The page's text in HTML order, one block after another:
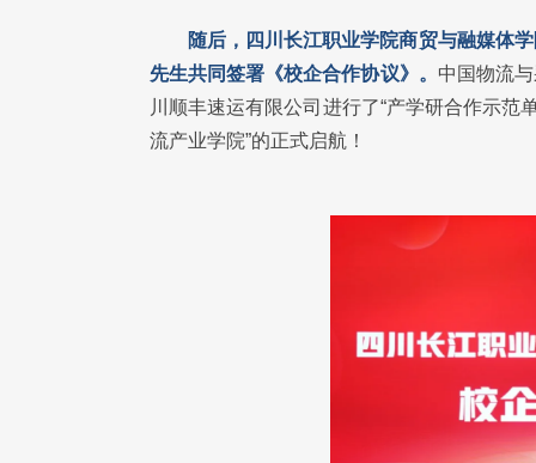
随后，四川长江职业学院商贸与融媒体
先生共同签署《校企合作协议》。 中国物流
川顺丰速运有限公司进行了“产学研合作示范
流产业学院”的正式启航！